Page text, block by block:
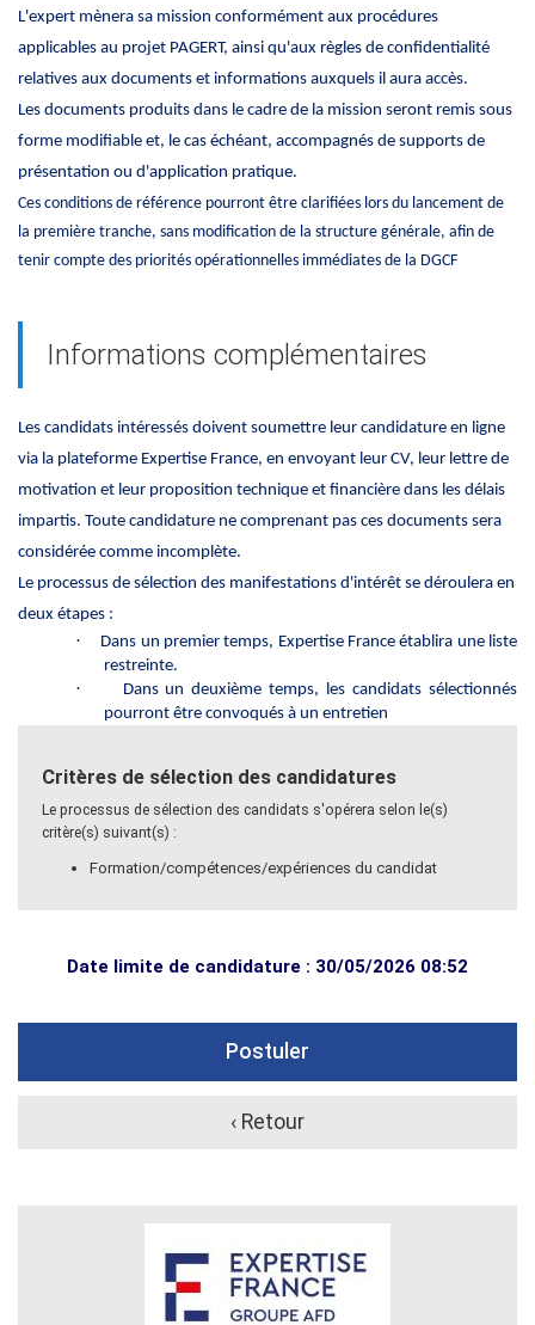
L'expert mènera sa mission conformément aux procédures
applicables au projet PAGERT, ainsi qu'aux règles de confidentialité
relatives aux documents et informations auxquels il aura accès.
Les documents produits dans le cadre de la mission seront remis sous
forme modifiable et, le cas échéant, accompagnés de supports de
présentation ou d'application pratique.
Ces conditions de référence pourront être clarifiées lors du lancement de
la première tranche, sans modification de la structure générale, afin de
tenir compte des priorités opérationnelles immédiates de la DGCF
Informations complémentaires
Les candidats intéressés doivent soumettre leur candidature en ligne
via la plateforme Expertise France, en envoyant leur CV, leur lettre de
motivation et leur proposition technique et financière dans les délais
impartis. Toute candidature ne comprenant pas ces documents sera
considérée comme incomplète.
Le processus de sélection des manifestations d'intérêt se déroulera en
deux étapes :
·
Dans un premier temps, Expertise France établira une liste
restreinte.
·
Dans un deuxième temps, les candidats sélectionnés
pourront être convoqués à un entretien
Critères de sélection des candidatures
Le processus de sélection des candidats s'opérera selon le(s)
critère(s) suivant(s) :
Formation/compétences/expériences du candidat
Date limite de candidature : 30/05/2026 08:52
Postuler
‹ Retour